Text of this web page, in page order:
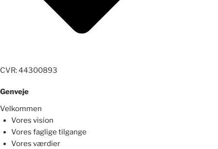
CVR: 44300893
Genveje
Velkommen
Vores vision
Vores faglige tilgange
Vores værdier